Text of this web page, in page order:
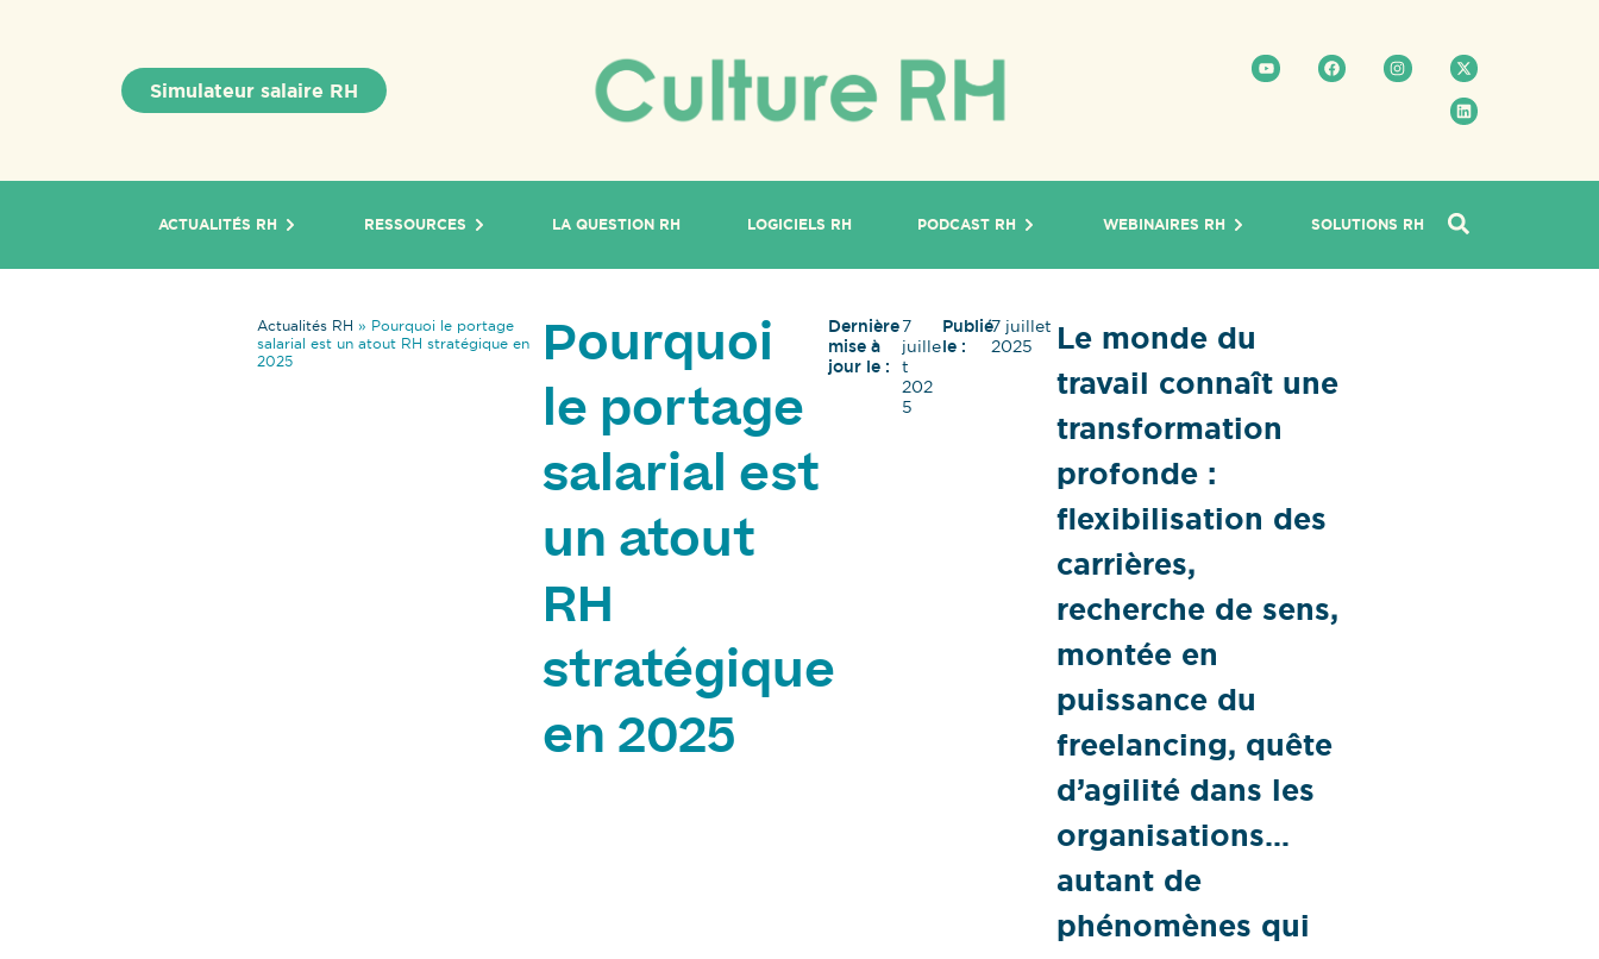
Simulateur salaire RH
ACTUALITÉS RH RESSOURCES LA QUESTION RH LOGICIELS RH PODCAST RH WEBINAIRES RH SOLUTIONS RH
Actualités RH » Pourquoi le portage
salarial est un atout RH stratégique en
2025
Pourquoi
le portage
salarial est
un atout
RH
stratégique
en 2025
Dernière
mise à
jour le :
7
juille
t
202
5
Publié
le :
7 juillet
2025
Le monde du
travail connaît une
transformation
profonde :
flexibilisation des
carrières,
recherche de sens,
montée en
puissance du
freelancing, quête
d’agilité dans les
organisations…
autant de
phénomènes qui